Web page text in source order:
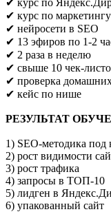
✔ курс по
✔ курс по маркетингу
✔ нейросети в SEO
✔ 13 эфиров по 1-2
✔ 2 раза в неделю
✔ свыше 10 чек-
✔ проверка
✔ кейс по нише
РЕЗУЛЬТАТ
1) SEO-методика под
2) рост видимости
3) рост трафика
4) запросы в ТОП-10
5) лидген в
6) упакованный сайт